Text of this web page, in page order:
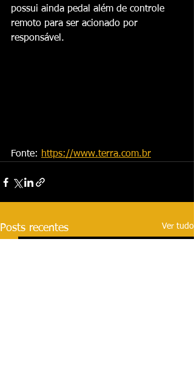
possui ainda pedal além de controle
remoto para ser acionado por
responsável.
Fonte: https://www.terra.com.br
Posts recentes Ver tudo